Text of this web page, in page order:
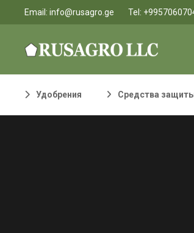
Email: info@rusagro.ge Tel:
Удобрения Средства